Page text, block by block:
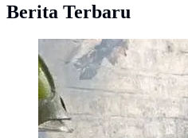
Berita Terbaru